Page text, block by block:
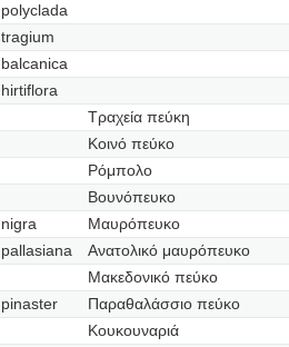
polyclada
tragium
balcanica
hirtiflora
Τραχεία πεύκη
Κοινό πεύκο
Ρόμπολο
Βουνόπευκο
nigra
Μαυρόπευκο
pallasiana
Ανατολικό μαυρόπευκο
Μακεδονικό πεύκο
pinaster
Παραθαλάσσιο πεύκο
Κουκουναριά